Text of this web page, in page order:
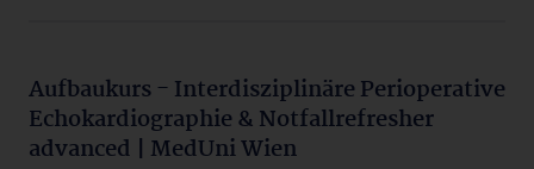
Aufbaukurs - Interdisziplinäre Perioperative
Echokardiographie & Notfallrefresher
advanced | MedUni Wien